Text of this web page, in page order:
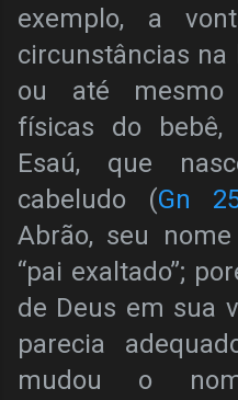
exemplo, a
circunstâncias na
ou até mesmo
físicas do
Esaú, que
cabeludo (Gn
Abrão, seu
“pai exaltado”;
de Deus em sua
parecia
mudou o